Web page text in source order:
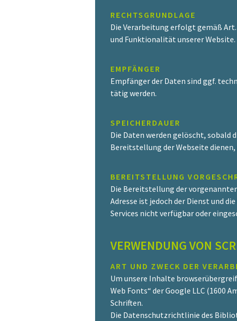
RECHTSGRUNDLAGE
Die Verarbeitung erfolgt gemäß Art.
und Funktionalität unserer Website.
EMPFÄNGER
Empfänger der Daten sind ggf.
tätig werden.
SPEICHERDAUER
Die Daten werden gelöscht, sobald
Bereitstellung der Webseite
BEREITSTELLUNG
Die Bereitstellung der
Adresse ist jedoch der Dienst und
Services nicht verfügbar oder
VERWENDUNG VON
ART UND ZWECK DER
Um unsere Inhalte
Web Fonts“ der Google LLC (1600
Schriften.
Die Datenschutzrichtlinie des